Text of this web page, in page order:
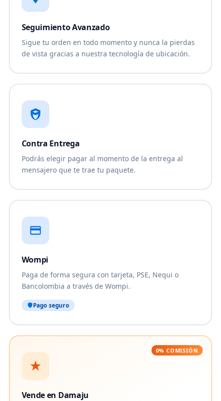
Seguimiento Avanzado
Sigue tu orden en todo momento y nunca la pierdas
de vista gracias a nuestra tecnología de ubicación.
Contra Entrega
Podrás elegir pagar al momento de la entrega al
mensajero que te trae tu paquete.
Wompi
Paga de forma segura con tarjeta, PSE, Nequi o
Bancolombia a través de Wompi.
Pago seguro
0% COMISIÓN
Vende en Damaju